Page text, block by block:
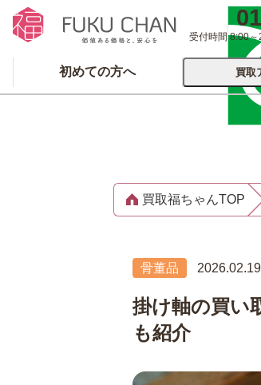
受付時間 8:00
初めての方へ 買取
買取福ちゃんTOP
骨董品 2026.02.19
掛け軸の買い
も紹介